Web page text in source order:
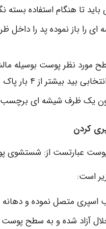
تا هنگام استفاده بسته
را باز نموده پد را
مورد نظر پوست بوسیله
از ۴ بار پاک شود.
کردن
عبارتست از:
است:
فشار دادن دکمه اسپری٬ حلال آزاد